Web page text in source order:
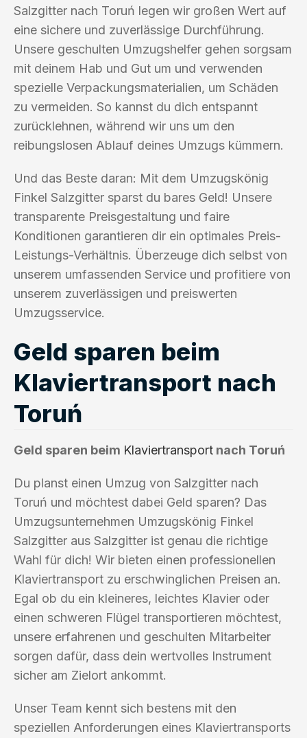
Salzgitter nach Toruń legen wir großen Wert auf
eine sichere und zuverlässige Durchführung.
Unsere geschulten Umzugshelfer gehen sorgsam
mit deinem Hab und Gut um und verwenden
spezielle Verpackungsmaterialien, um Schäden
zu vermeiden. So kannst du dich entspannt
zurücklehnen, während wir uns um den
reibungslosen Ablauf deines Umzugs kümmern.
Und das Beste daran: Mit dem Umzugskönig
Finkel Salzgitter sparst du bares Geld! Unsere
transparente Preisgestaltung und faire
Konditionen garantieren dir ein optimales Preis-
Leistungs-Verhältnis. Überzeuge dich selbst von
unserem umfassenden Service und profitiere von
unserem zuverlässigen und preiswerten
Umzugsservice.
Geld sparen beim
Klaviertransport nach
Toruń
Geld sparen beim Klaviertransport nach Toruń
Du planst einen Umzug von Salzgitter nach
Toruń und möchtest dabei Geld sparen? Das
Umzugsunternehmen Umzugskönig Finkel
Salzgitter aus Salzgitter ist genau die richtige
Wahl für dich! Wir bieten einen professionellen
Klaviertransport zu erschwinglichen Preisen an.
Egal ob du ein kleineres, leichtes Klavier oder
einen schweren Flügel transportieren möchtest,
unsere erfahrenen und geschulten Mitarbeiter
sorgen dafür, dass dein wertvolles Instrument
sicher am Zielort ankommt.
Unser Team kennt sich bestens mit den
speziellen Anforderungen eines Klaviertransports